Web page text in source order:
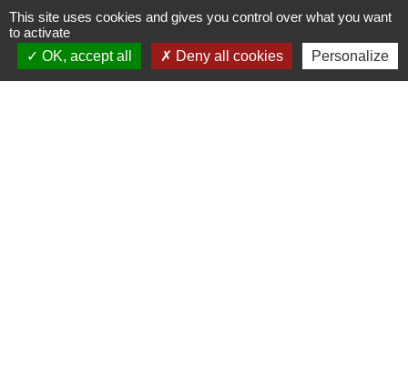
+33 4 78 57 05 55
Contact par formulaire
Horaires
This site uses cookies and gives you control over what you want
to activate
OK, accept all
Deny all cookies Personalize